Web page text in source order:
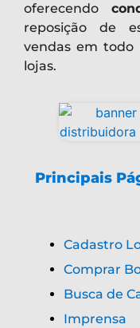
oferecendo
reposição de
vendas em todo
lojas.
Principais
Cadastro
Comprar
Busca de
Imprensa